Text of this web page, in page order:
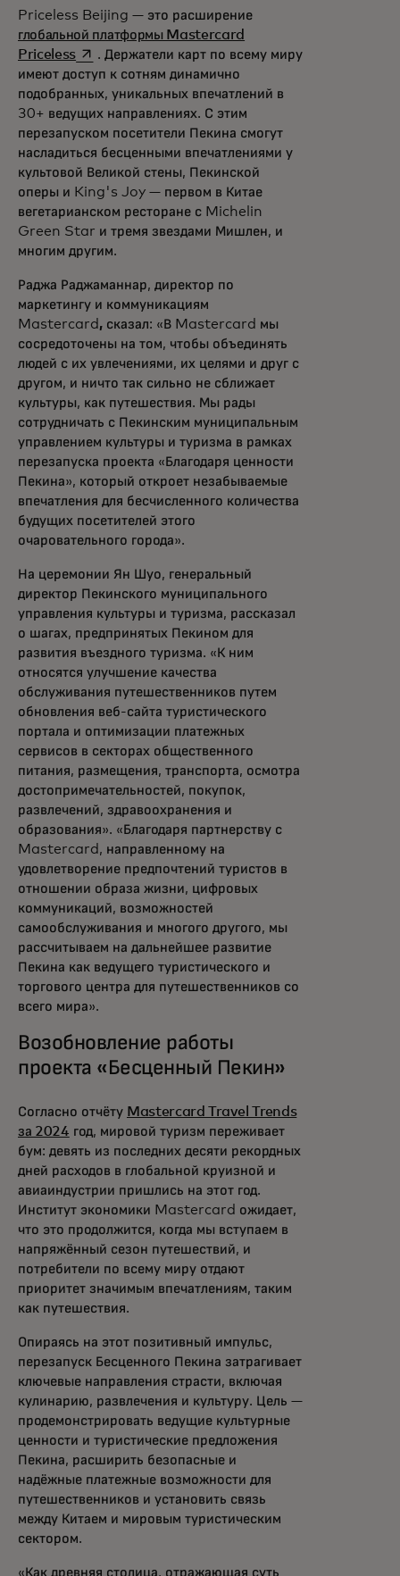
Priceless Beijing — это расширение
глобальной платформы Mastercard
Pricelessopens in a new tab
. Держатели карт по всему миру
имеют доступ к сотням динамично
подобранных, уникальных впечатлений в
30+ ведущих направлениях. С этим
перезапуском посетители Пекина смогут
насладиться бесценными впечатлениями у
культовой Великой стены, Пекинской
оперы и King's Joy — первом в Китае
вегетарианском ресторане с Michelin
Green Star и тремя звездами Мишлен, и
многим другим.
Раджа Раджаманнар, директор по
маркетингу и коммуникациям
Mastercard, сказал: «В Mastercard мы
сосредоточены на том, чтобы объединять
людей с их увлечениями, их целями и друг с
другом, и ничто так сильно не сближает
культуры, как путешествия. Мы рады
сотрудничать с Пекинским муниципальным
управлением культуры и туризма в рамках
перезапуска проекта «Благодаря ценности
Пекина», который откроет незабываемые
впечатления для бесчисленного количества
будущих посетителей этого
очаровательного города».
На церемонии Ян Шуо, генеральный
директор Пекинского муниципального
управления культуры и туризма, рассказал
о шагах, предпринятых Пекином для
развития въездного туризма. «К ним
относятся улучшение качества
обслуживания путешественников путем
обновления веб-сайта туристического
портала и оптимизации платежных
сервисов в секторах общественного
питания, размещения, транспорта, осмотра
достопримечательностей, покупок,
развлечений, здравоохранения и
образования». «Благодаря партнерству с
Mastercard, направленному на
удовлетворение предпочтений туристов в
отношении образа жизни, цифровых
коммуникаций, возможностей
самообслуживания и многого другого, мы
рассчитываем на дальнейшее развитие
Пекина как ведущего туристического и
торгового центра для путешественников со
всего мира».
Возобновление работы
проекта «Бесценный Пекин»
Согласно отчёту Mastercard Travel Trends
за 2024 год, мировой туризм переживает
бум: девять из последних десяти рекордных
дней расходов в глобальной круизной и
авиаиндустрии пришлись на этот год.
Институт экономики Mastercard ожидает,
что это продолжится, когда мы вступаем в
напряжённый сезон путешествий, и
потребители по всему миру отдают
приоритет значимым впечатлениям, таким
как путешествия.
Опираясь на этот позитивный импульс,
перезапуск Бесценного Пекина затрагивает
ключевые направления страсти, включая
кулинарию, развлечения и культуру. Цель —
продемонстрировать ведущие культурные
ценности и туристические предложения
Пекина, расширить безопасные и
надёжные платежные возможности для
путешественников и установить связь
между Китаем и мировым туристическим
сектором.
«Как древняя столица, отражающая суть